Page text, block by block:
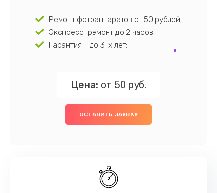
Ремонт фотоаппаратов от 50 рублей;
Экспресс-ремонт до 2 часов;
Гарантия - до 3-х лет;
Цена: от 50 руб.
ОСТАВИТЬ ЗАЯВКУ